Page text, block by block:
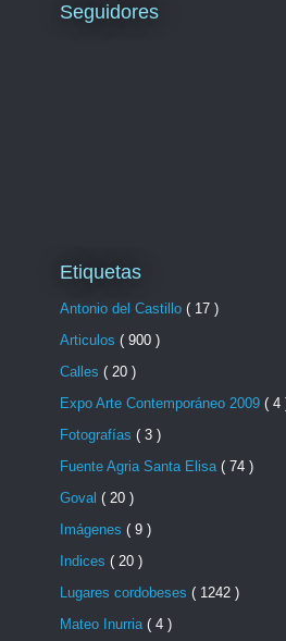
Seguidores
Etiquetas
Antonio del Castillo ( 17 )
Articulos ( 900 )
Calles ( 20 )
Expo Arte Contemporáneo 2009 ( 4
Fotografías ( 3 )
Fuente Agria Santa Elisa ( 74 )
Goval ( 20 )
Imágenes ( 9 )
Indices ( 20 )
Lugares cordobeses ( 1242 )
Mateo Inurria ( 4 )